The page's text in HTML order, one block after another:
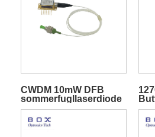
CWDM 10mW DFB
sommerfugllaserdiode
med TEC for
telekommunikasjon